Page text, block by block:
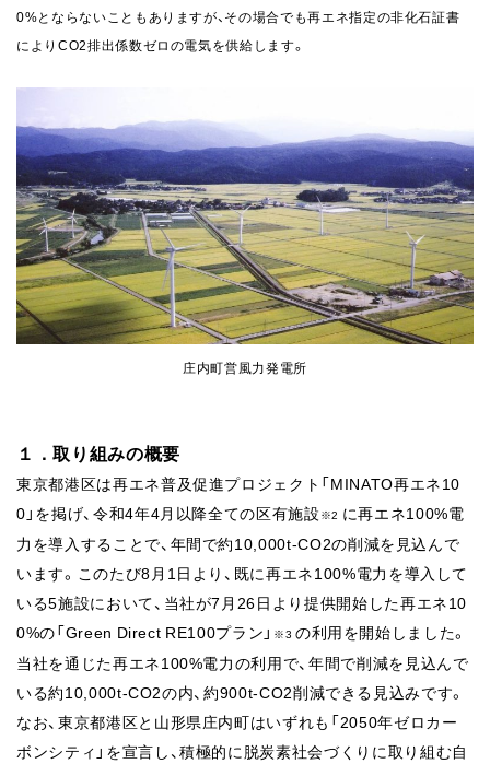
0%とならないこともありますが、その場合でも再エネ指定の非化石証書
によりCO2排出係数ゼロの電気を供給します。
庄内町営風力発電所
１．取り組みの概要
東京都港区は再エネ普及促進プロジェクト「MINATO再エネ10
0」を掲げ、令和4年4月以降全ての区有施設 ※2 に再エネ100%電
力を導入することで、年間で約10,000t-CO2の削減を見込んで
います。このたび8月1日より、既に再エネ100%電力を導入して
いる5施設において、当社が7月26日より提供開始した再エネ10
0%の「Green Direct RE100プラン」 ※3 の利用を開始しました。
当社を通じた再エネ100%電力の利用で、年間で削減を見込んで
いる約10,000t-CO2の内、約900t-CO2削減できる見込みです。
なお、東京都港区と山形県庄内町はいずれも「2050年ゼロカー
ボンシティ」を宣言し、積極的に脱炭素社会づくりに取り組む自